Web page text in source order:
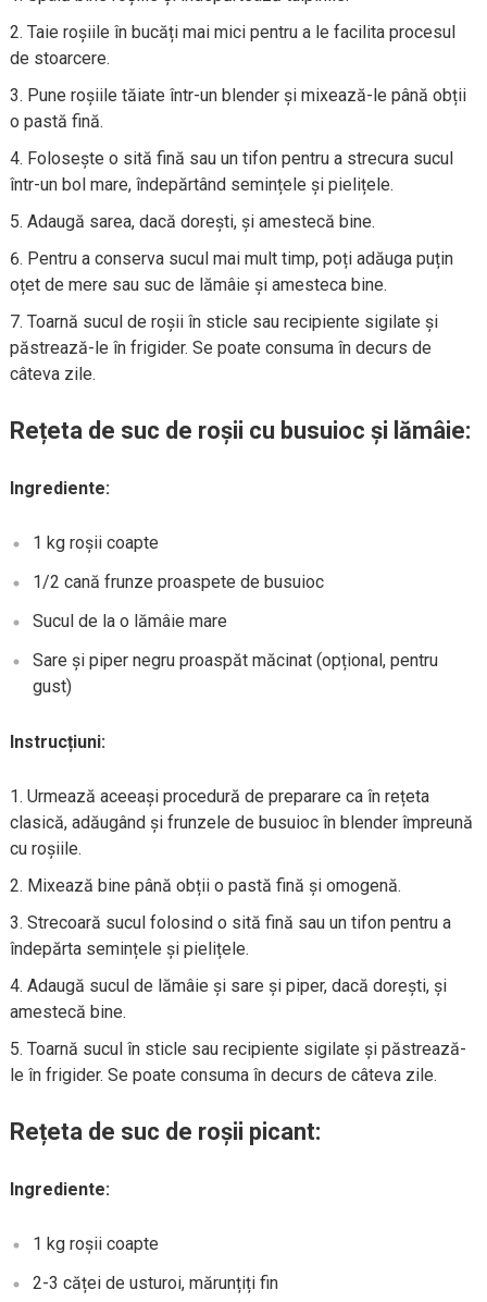
Taie roșiile în bucăți mai mici pentru a le facilita procesul
de stoarcere.
Pune roșiile tăiate într-un blender și mixează-le până obții
o pastă fină.
Folosește o sită fină sau un tifon pentru a strecura sucul
într-un bol mare, îndepărtând semințele și pielițele.
Adaugă sarea, dacă dorești, și amestecă bine.
Pentru a conserva sucul mai mult timp, poți adăuga puțin
oțet de mere sau suc de lămâie și amesteca bine.
Toarnă sucul de roșii în sticle sau recipiente sigilate și
păstrează-le în frigider. Se poate consuma în decurs de
câteva zile.
Rețeta de suc de roșii cu busuioc și lămâie:
Ingrediente:
1 kg roșii coapte
1/2 cană frunze proaspete de busuioc
Sucul de la o lămâie mare
Sare și piper negru proaspăt măcinat (opțional, pentru
gust)
Instrucțiuni:
Urmează aceeași procedură de preparare ca în rețeta
clasică, adăugând și frunzele de busuioc în blender împreună
cu roșiile.
Mixează bine până obții o pastă fină și omogenă.
Strecoară sucul folosind o sită fină sau un tifon pentru a
îndepărta semințele și pielițele.
Adaugă sucul de lămâie și sare și piper, dacă dorești, și
amestecă bine.
Toarnă sucul în sticle sau recipiente sigilate și păstrează-
le în frigider. Se poate consuma în decurs de câteva zile.
Rețeta de suc de roșii picant:
Ingrediente:
1 kg roșii coapte
2-3 căței de usturoi, mărunțiți fin